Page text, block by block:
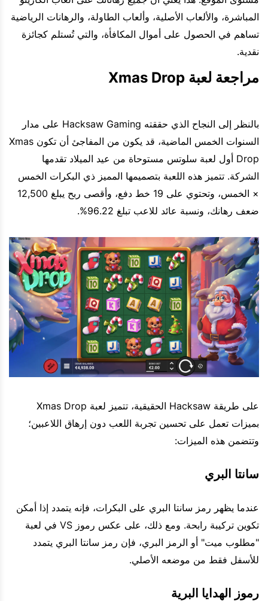
المباشرة، والألعاب الأصلية، وألعاب الطاولة، والرهانات الرياضية
تساهم في الحصول على أموال المكافأة، والتي تُستلم كجائزة
نقدية.
مراجعة لعبة Xmas Drop
بالنظر إلى النجاح الذي حققته Hacksaw Gaming على مدار
السنوات الخمس الماضية، قد يكون من المفاجئ أن تكون Xmas
Drop أول لعبة سلوتس مستوحاة من عيد الميلاد تقدمها
الشركة. تتميز هذه اللعبة بتصميمها المميز ذي البكرات الخمس
× الخمس، وتحتوي على 19 خط دفع، وأقصى ربح يبلغ 12,500
ضعف رهانك، ونسبة عائد للاعب تبلغ 96.22%.
على طريقة Hacksaw الحقيقية، تتميز لعبة Xmas Drop
بميزات تعمل على تحسين تجربة اللعب دون إرهاق اللاعبين؛
وتتضمن هذه الميزات:
سانتا البري
عندما يظهر رمز سانتا البري على البكرات، فإنه يتمدد إذا أمكن
تكوين تركيبة رابحة. ومع ذلك، على عكس رموز VS في لعبة
"مطلوب ميت" أو الرمز البري، فإن رمز سانتا البري يتمدد
للأسفل فقط من موضعه الأصلي.
رموز الهدايا البرية